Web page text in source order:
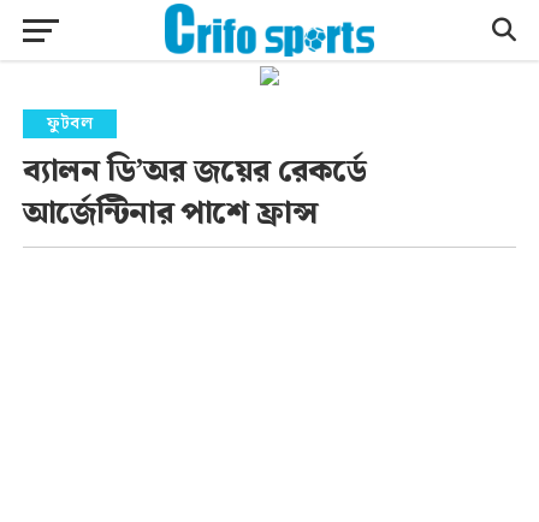
ফুটবল
ব্যালন ডি’অর জয়ের রেকর্ডে
আর্জেন্টিনার পাশে ফ্রান্স